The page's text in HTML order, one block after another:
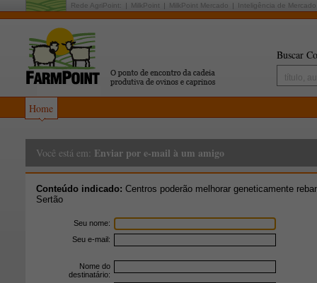
Rede AgriPoint: MilkPoint MilkPoint Mercado Inteligência de Mercado
Buscar
Home
Você está em: Enviar por e-mail à um amigo
Conteúdo indicado: Centros poderão melhorar geneticamente
Sertão
Seu nome:
Seu e-mail:
Nome do
destinatário: